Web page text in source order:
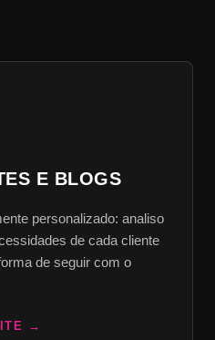
E BLOGS
personalizado: analiso
de cada cliente
de seguir com o